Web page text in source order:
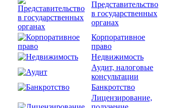
Представительство
в государственных
органах
Корпоративное
право
Недвижимость
Аудит, налоговые
консультации
Банкротство
Лицензирование,